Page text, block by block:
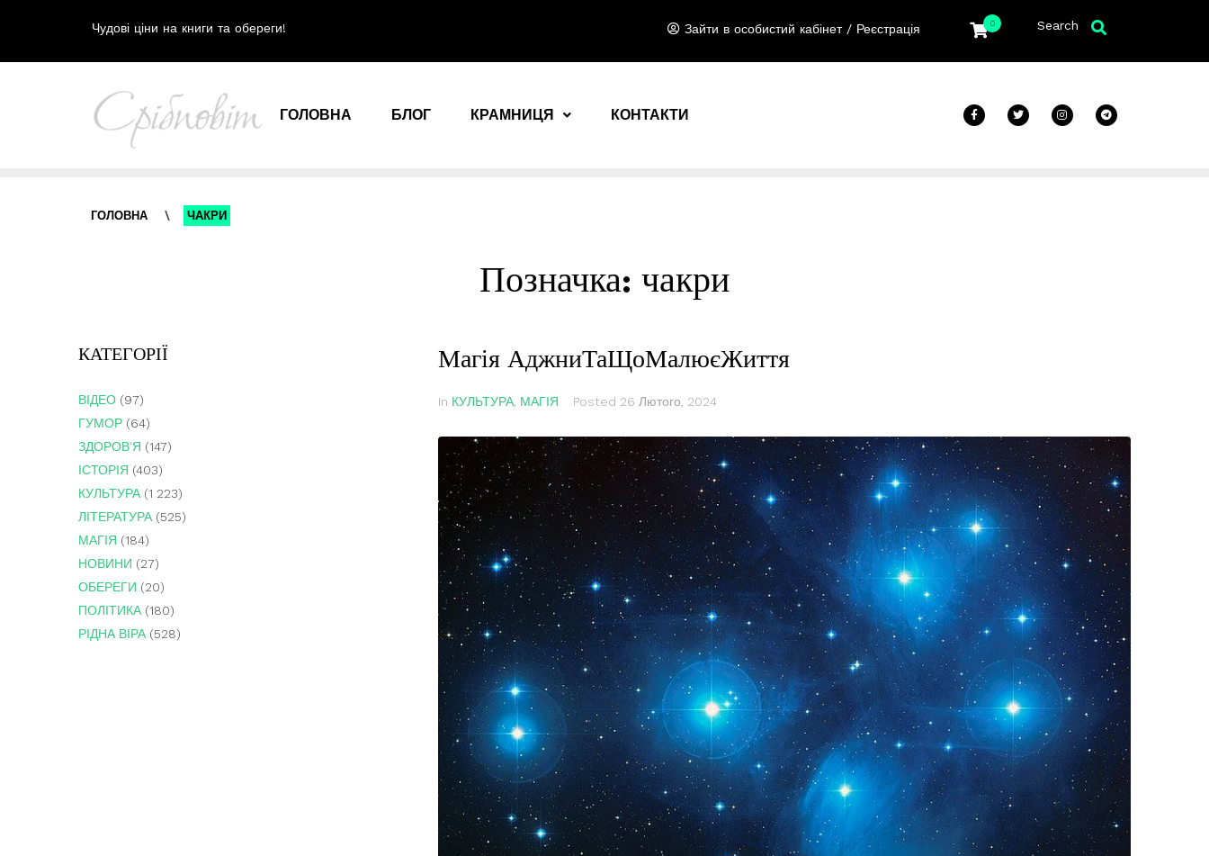
Чудові ціни на книги та обереги! Зайти в особистий кабінет / Реєстрація 0 Search
ГОЛОВНА БЛОГ КРАМНИЦЯ КОНТАКТИ
ГОЛОВНА \ ЧАКРИ
Позначка: чакри
Магія АджниТаЩоМалюєЖиття
In КУЛЬТУРА, МАГІЯ Posted 26 Лютого, 2024
КАТЕГОРІЇ
ВІДЕО (97)
ГУМОР (64)
ЗДОРОВ'Я (147)
ІСТОРІЯ (403)
КУЛЬТУРА (1 223)
ЛІТЕРАТУРА (525)
МАГІЯ (184)
НОВИНИ (27)
ОБЕРЕГИ (20)
ПОЛІТИКА (180)
РІДНА ВІРА (528)